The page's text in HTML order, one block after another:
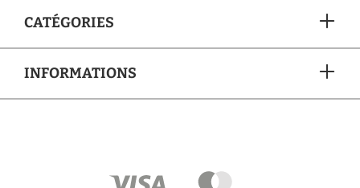
CATÉGORIES
INFORMATIONS